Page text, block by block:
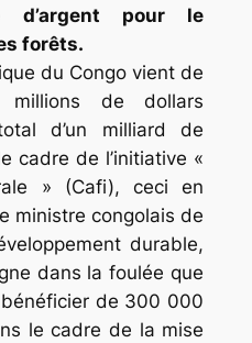
d’argent pour le
forêts.
du Congo vient de
de dollars
d’un milliard de
cadre de l’initiative «
» (Cafi), ceci en
ministre congolais de
durable,
dans la foulée que
de 300 000
le cadre de la mise